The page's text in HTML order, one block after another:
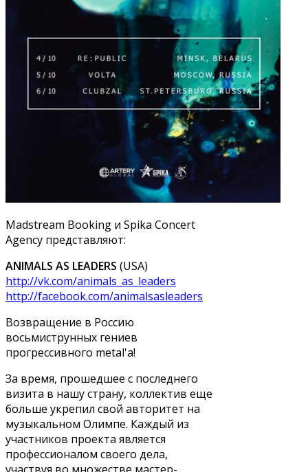
Madstream Booking и Spika Concert
Agency представляют:
ANIMALS AS LEADERS (USA)
http://vk.com/animals_as_leaders
http://facebook.com/animalsasleaders
Возвращение в Россию
восьмиструнных гениев
прогрессивного metal'a!
За время, прошедшее с последнего
визита в нашу страну, коллектив еще
больше укрепил свой авторитет на
музыкальном Олимпе. Каждый из
участников проекта является
профессионалом своего дела,
участвуя во множестве мастер-